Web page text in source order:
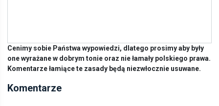
Cenimy sobie Państwa wypowiedzi, dlatego prosimy aby były
one wyrażane w dobrym tonie oraz nie łamały polskiego prawa.
Komentarze łamiące te zasady będą niezwłocznie usuwane.
Komentarze